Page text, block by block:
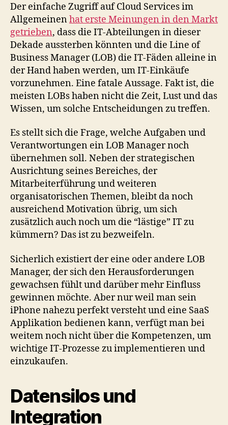
Der einfache Zugriff auf Cloud Services im
Allgemeinenhat erste Meinungen in den Markt
getrieben, dass die IT-Abteilungen in dieser
Dekade aussterben könnten und die Line of
Business Manager (LOB) die IT-Fäden alleine in
der Hand haben werden, um IT-Einkäufe
vorzunehmen. Eine fatale Aussage. Fakt ist, die
meisten LOBs haben nicht die Zeit, Lust und das
Wissen, um solche Entscheidungen zu treffen.
Es stellt sich die Frage, welche Aufgaben und
Verantwortungen ein LOB Manager noch
übernehmen soll. Neben der strategischen
Ausrichtung seines Bereiches, der
Mitarbeiterführung und weiteren
organisatorischen Themen, bleibt da noch
ausreichend Motivation übrig, um sich
zusätzlich auch noch um die “lästige” IT zu
kümmern? Das ist zu bezweifeln.
Sicherlich existiert der eine oder andere LOB
Manager, der sich den Herausforderungen
gewachsen fühlt und darüber mehr Einfluss
gewinnen möchte. Aber nur weil man sein
iPhone nahezu perfekt versteht und eine SaaS
Applikation bedienen kann, verfügt man bei
weitem noch nicht über die Kompetenzen, um
wichtige IT-Prozesse zu implementieren und
einzukaufen.
Datensilos und
Integration